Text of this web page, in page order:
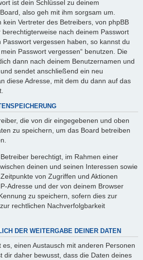
ist dein Schlüssel zu deinem
also geh mit ihm sorgsam um.
kein Vertreter des Betreibers, von phpBB
nach deinem Passwort
vergessen haben, so kannst du
Passwort vergessen“ benutzen. Die
dann nach deinem Benutzernamen und
sendet anschließend ein neu
diese Adresse, mit dem du dann auf das
die von dir eingegebenen und oben
zu speichern, um das Board betreiben
berechtigt, im Rahmen einer
deinen und seinen Interessen sowie
von Zugriffen und Aktionen
Adresse und der von deinem Browser
zu speichern, sofern dies zur
rechtlichen Nachverfolgbarkeit
DER WEITERGABE DEINER DATEN
einen Austausch mit anderen Personen
dir daher bewusst, dass die Daten deines